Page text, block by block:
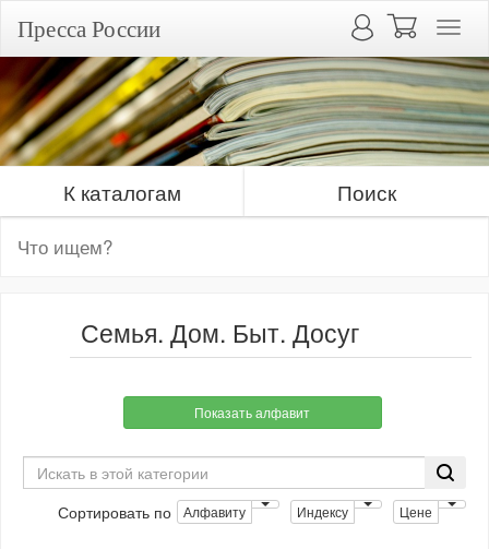
Пресса России
К каталогам Поиск
Семья. Дом. Быт. Досуг
Показать алфавит
Сортировать по Алфавиту Индексу Цене